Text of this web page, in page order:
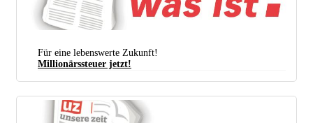
Für eine lebenswerte Zukunft!
Millionärssteuer jetzt!